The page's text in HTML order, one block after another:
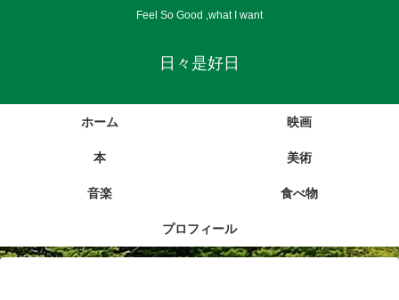
Feel So Good ,what I want
日々是好日
ホーム 映画
本 美術
音楽 食べ物
プロフィール